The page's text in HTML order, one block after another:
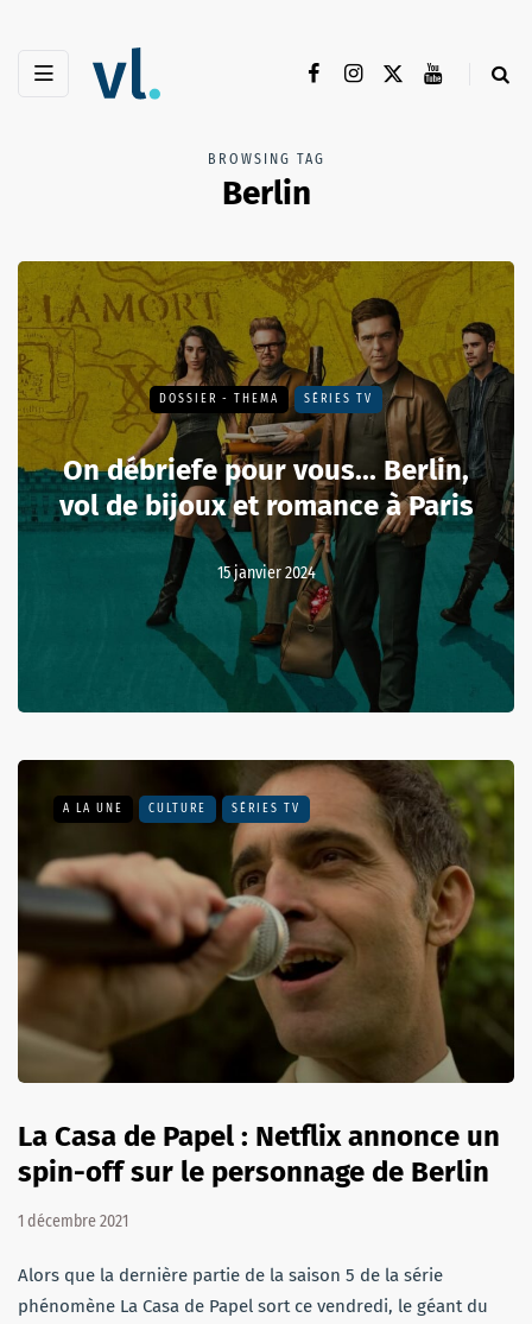
BROWSING TAG
Berlin
DOSSIER - THEMA SÉRIES TV
On débriefe pour vous... Berlin,
vol de bijoux et romance à Paris
15 janvier 2024
A LA UNE CULTURE SÉRIES TV
La Casa de Papel : Netflix annonce un
spin-off sur le personnage de Berlin
1 décembre 2021
Alors que la dernière partie de la saison 5 de la série
phénomène La Casa de Papel sort ce vendredi, le géant du